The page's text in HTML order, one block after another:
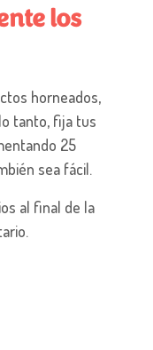
los
horneados,
tanto, fija tus
25
sea fácil.
al final de la